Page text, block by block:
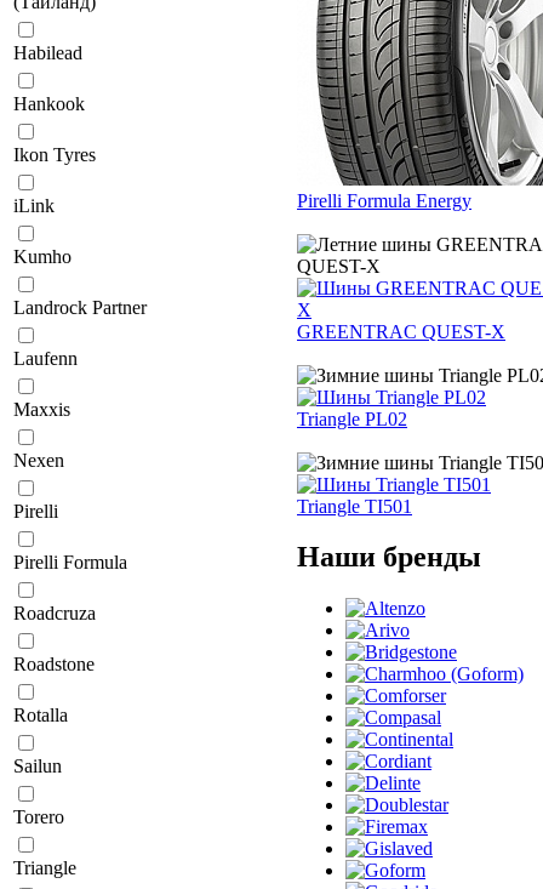
Habilead
Hankook
Ikon Tyres
iLink
Kumho
Landrock Partner
Laufenn
Maxxis
Nexen
Pirelli
Pirelli Formula
Roadcruza
Roadstone
Rotalla
Sailun
Torero
Triangle
Pirelli Formula Energy
GREENTRAC QUEST-X
Triangle PL02
Triangle TI501
Наши бренды